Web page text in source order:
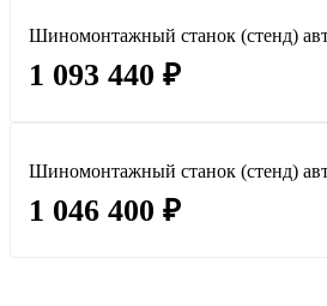
Шиномонтажный станок (стенд)
1 093 440 ₽
Шиномонтажный станок (стенд)
1 046 400 ₽